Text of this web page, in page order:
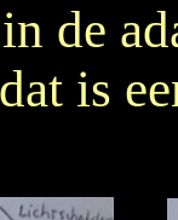
de
is